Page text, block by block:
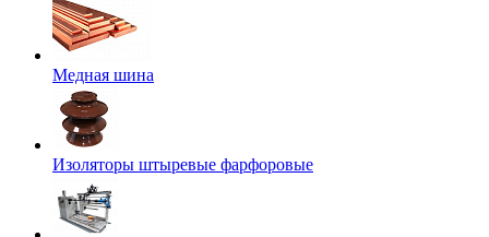
Медная шина
Изоляторы штыревые фарфоровые